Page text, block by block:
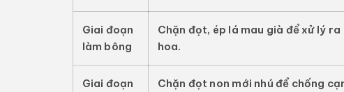
Giai đoạn
làm bông
Chặn đọt, ép lá mau già để xử lý ra
hoa.
Giai đoạn
Chặn đọt non mới nhú để chống